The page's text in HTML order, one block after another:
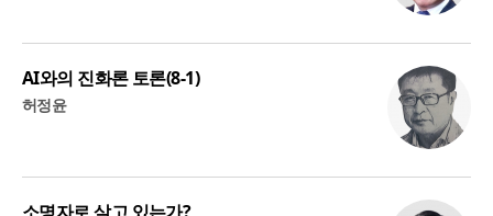
AI와의 진화론 토론(8-1)
허정윤